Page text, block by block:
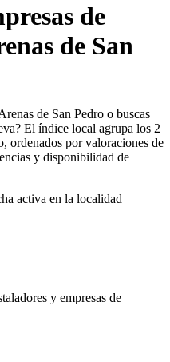
de
de San
de San Pedro o buscas
El índice local agrupa los 2
ordenados por valoraciones de
y disponibilidad de
activa en la localidad
y empresas de